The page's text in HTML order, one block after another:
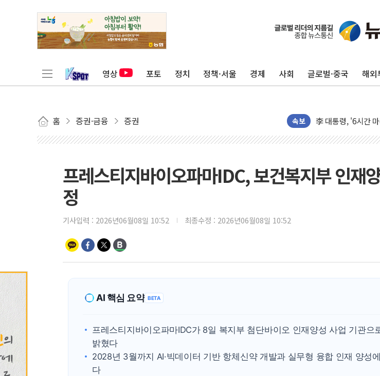
영상 포토 정치 정책·서울 경제 사회 글로벌·중국 해외
홈 증권·금융 증권 속보
뉴욕증시 개장 전
보훈부, 미 DPAA
특정 정치인 측근
李 "해남 태양광,
트럼프, 中 겨냥 폴
[사진] 빈살만과 에
남동발전, 해남군
[인도증시] 중동 불
신길동 신축도 3.3
용산공원·그린벨트
'찜통더위'에 전력
프레스티지바이오파마IDC, 보건복지부 인재
정
기사입력 : 2026년06월08일 10:52 최종수정 : 2026년06월08일 10:52
AI 핵심 요약 BETA
프레스티지바이오파마IDC가 8일 복지부 첨단바이오 인재양성 사업 기관으
밝혔다
2028년 3월까지 AI·빅데이터 기반 항체신약 개발과 실무형 융합 인재 양성
다